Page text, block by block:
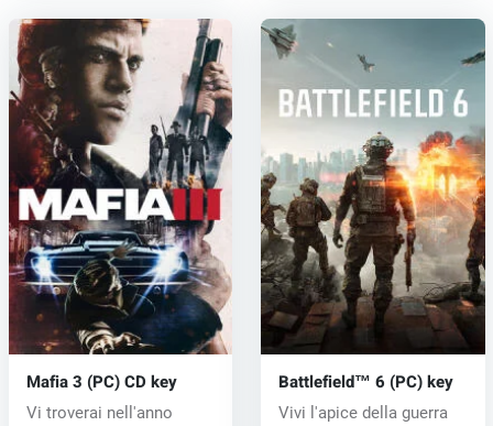
Mafia 3 (PC) CD key
Vi troverai nell'anno
Battlefield™ 6 (PC) key
Vivi l'apice della guerra